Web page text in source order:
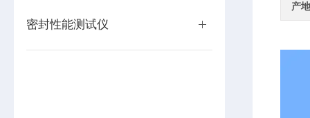
密封性能测试仪
产